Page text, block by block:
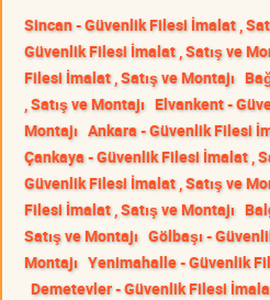
Sincan - Güvenlik Filesi İmalat ,
Güvenlik Filesi İmalat , Satış ve
Filesi İmalat , Satış ve Montajı
, Satış ve Montajı Elvankent -
Montajı Ankara - Güvenlik Filesi
Çankaya - Güvenlik Filesi İmalat ,
Güvenlik Filesi İmalat , Satış ve
Filesi İmalat , Satış ve Montajı
Satış ve Montajı Gölbaşı -
Montajı Yenimahalle - Güvenlik
Demetevler - Güvenlik Filesi